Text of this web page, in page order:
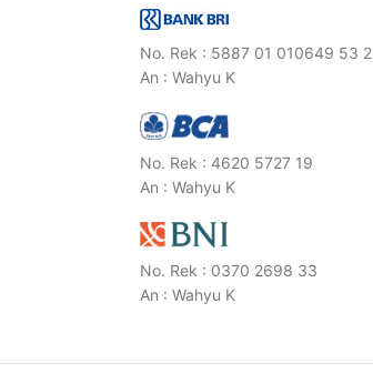
No. Rek : 5887 01 010649 53 2
An : Wahyu K
No. Rek : 4620 5727 19
An : Wahyu K
No. Rek : 0370 2698 33
An : Wahyu K